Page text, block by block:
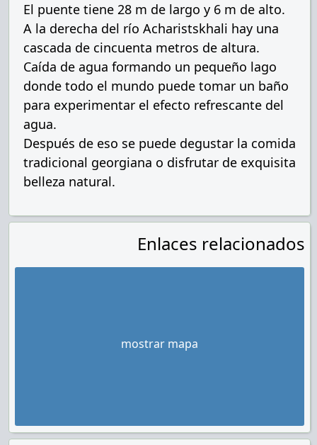
El puente tiene 28 m de largo y 6 m de alto.
A la derecha del río Acharistskhali hay una
cascada de cincuenta metros de altura.
Caída de agua formando un pequeño lago
donde todo el mundo puede tomar un baño
para experimentar el efecto refrescante del
agua.
Después de eso se puede degustar la comida
tradicional georgiana o disfrutar de exquisita
belleza natural.
Enlaces relacionados
mostrar mapa